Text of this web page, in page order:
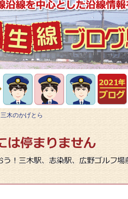
三木のかげとら